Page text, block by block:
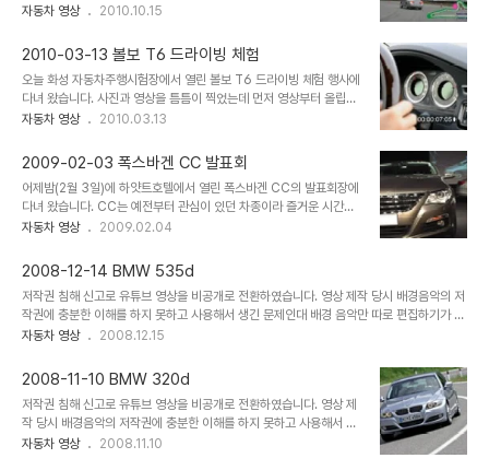
백레이싱파크))을 읽어 보신 분이라면 다시 보실 필요 없습니다. 같은
자동차 영상 2010.10.15
2010-03-13 볼보 T6 드라이빙 체험
오늘 화성 자동차주행시험장에서 열린 볼보 T6 드라이빙 체험 행사에
다녀 왔습니다. 사진과 영상을 틈틈이 찍었는데 먼저 영상부터 올립니
다. 원본은 720p 해상도로 촬영한 것인데 업로드하려고 줄였더니 화
분간이 안됩니다. ㅡ.ㅡ;;; (2010-10-15) 유튜브에 고화질로 다시 올
렸더니 화질이 쓸만하군요. ㅎㅎ
자동차 영상 2010.03.13
2009-02-03 폭스바겐 CC 발표회
어제밤(2월 3일)에 하얏트호텔에서 열린 폭스바겐 CC의 발표회장에
다녀 왔습니다. CC는 예전부터 관심이 있던 차종이라 즐거운 시간을
보내고 왔습니다. 파사트에 비해서 확실히 멋진 모습을 가지고 있더군
만 파사트 세단에 비해 몸매가 잘 빠진 것은 사실입니다. ^^
자동차 영상 2009.02.04
2008-12-14 BMW 535d
저작권 침해 신고로 유튜브 영상을 비공개로 전환하였습니다. 영상 제작 당시 배경음악의 저
작권에 충분한 이해를 하지 못하고 사용해서 생긴 문제인대 배경 음악만 따로 편집하기가 곤
란하여 부득히 영상을 내립니다. 저작권자에게는 심심한 사과의 말씀을 드립니다. 동호회 분
다 보니 다양한 내용을 담지는 못했으나 엔진음이라던지 가속력, 방음 상태 등 참고할 부분
들이 많은 영상입니다. 저도 무척 타 보고 싶었던 차량인데 기회가 되면 시승도 해 보고 촬영
도 해 보고 싶네요. 우선 이 영상을 보면서 대리 만족을... ㅎㅎ
자동차 영상 2008.12.15
2008-11-10 BMW 320d
저작권 침해 신고로 유튜브 영상을 비공개로 전환하였습니다. 영상 제
작 당시 배경음악의 저작권에 충분한 이해를 하지 못하고 사용해서 생
긴 문제인대 배경 음악만 따로 편집하기가 곤란하여 부득히 영상을 내
자동차 영상 2008.11.10